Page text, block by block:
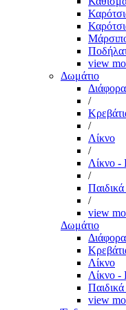
view
Δωμάτιο
/
/
Λίκνο
/
Λίκνο -
/
/
view
Δωμάτιο
Λίκνο
Λίκνο -
view